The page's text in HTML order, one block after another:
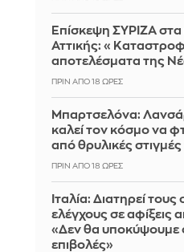
Επίσκεψη ΣΥΡΙΖΑ
Αττικής:
αποτελέσματα της
ΠΡΙΝ ΑΠΌ 18 ΏΡΕΣ
Μπαρτσελόνα:
καλεί τον κόσμο να
από θρυλικές
ΠΡΙΝ ΑΠΌ 18 ΏΡΕΣ
Ιταλία: Διατηρεί
ελέγχους σε αφίξεις
«Δεν θα υποκύψουμε
επιβολές»